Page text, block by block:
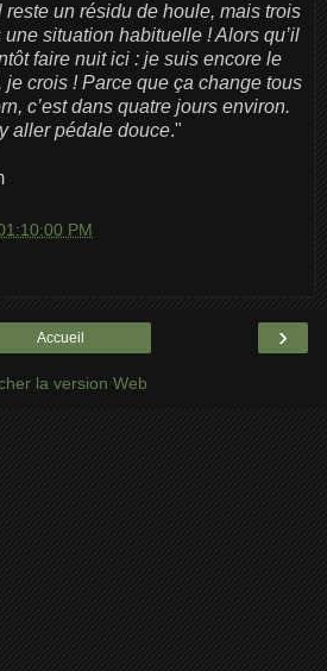
un résidu de houle, mais trois
une situation habituelle ! Alors qu’il
faire nuit ici : je suis encore le
crois ! Parce que ça change tous
c’est dans quatre jours environ.
aller pédale douce."
PM
›
Accueil
la version Web